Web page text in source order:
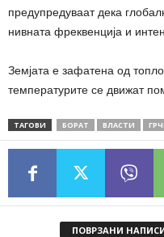
предупредуваат дека
нивната фреквенција и
Земјата е зафатена од
температурите се движат
ТАГОВИ БОРАТ ВЛАСТИ
ПОВРЗАНИ